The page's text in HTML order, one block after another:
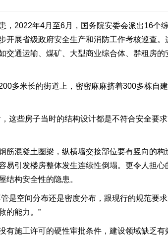
，2022年4月至6月，国务院安委会派出16个
开展省级政府安全生产和消防工作考核巡查
交通运输、煤矿、大型商业综合体、群租房
多米长的街道上，密密麻麻挤着300多栋自
这些房子当时的结构设计都是不符合安全要
筋混凝土圈梁，纵横墙交接部位要有竖向的
易引发楼房整体发生连续性倒塌。更令人担
结构安全性的隐患。
是空间分布还是密度分布，跟现行的规范要
的能力。”
有施工许可的硬性审批条件，建设领域缺乏